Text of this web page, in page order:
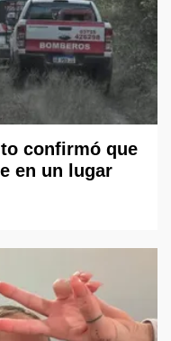
confirmó que
en un lugar